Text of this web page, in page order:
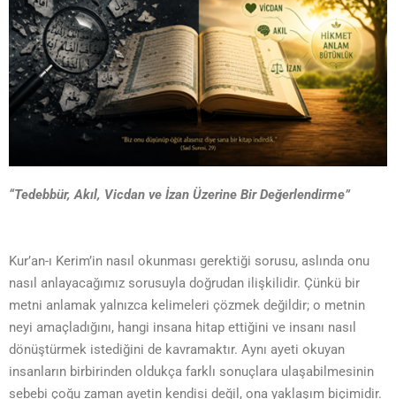
“Tedebbür, Akıl, Vicdan ve İzan Üzerine Bir Değerlendirme”
Kur’an-ı Kerim’in nasıl okunması gerektiği sorusu, aslında onu
nasıl anlayacağımız sorusuyla doğrudan ilişkilidir. Çünkü bir
metni anlamak yalnızca kelimeleri çözmek değildir; o metnin
neyi amaçladığını, hangi insana hitap ettiğini ve insanı nasıl
dönüştürmek istediğini de kavramaktır. Aynı ayeti okuyan
insanların birbirinden oldukça farklı sonuçlara ulaşabilmesinin
sebebi çoğu zaman ayetin kendisi değil, ona yaklaşım biçimidir.